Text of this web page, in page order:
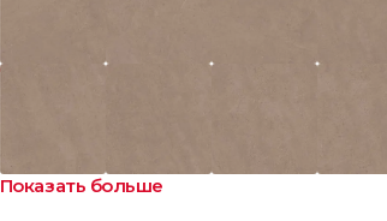
Показать больше